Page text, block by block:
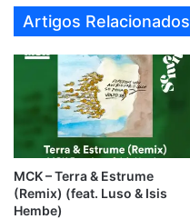
Artigos Relacionados
MCK – Terra & Estrume
(Remix) (feat. Luso & Isis
Hembe)